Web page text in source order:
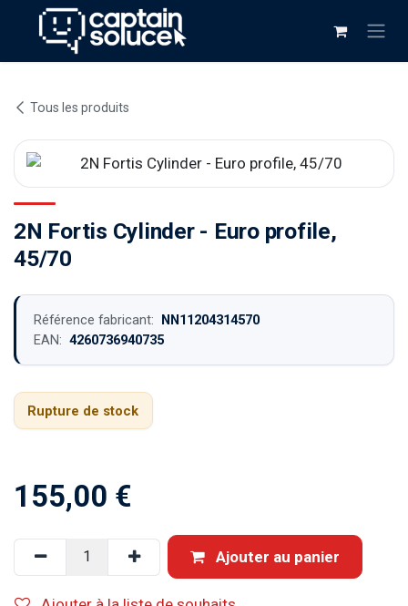
Se rendre au contenu
Tous les produits
2N Fortis Cylinder - Euro profile,
45/70
Référence fabricant: NN11204314570
EAN: 4260736940735
Rupture de stock
155,00 €
Ajouter au panier